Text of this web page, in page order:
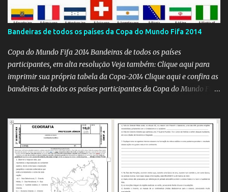
Bandeiras de todos os países da Copa do Mundo Fifa 2014
Copa do Mundo Fifa 2014 Bandeiras de todos os países
participantes, em alta resolução Veja também: Clique aqui para
imprimir sua própria tabela da Copa-2014 Clique aqui e confira as
bandeiras de todos os países participantes da Copa do Mundo Fifa
Com um evento como a Copa do Mundo ocorrendo no Brasil,
independentemente se você seja do time 'Viva Copa' ou do time
'Não vai ter Copa', uma hora ou outra acaba precisando das
bandeiras dos países que participarão do evento (para exaltá-los
ou para estraçalhá-los). Principalmente se você for aluno ou
professor! Provavelmente sua escola fará alguma atividade